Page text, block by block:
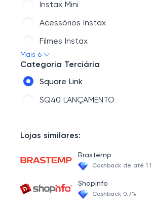
Instax Mini
Acessórios Instax
Filmes Instax
PAL - Mini Câmera Digital
Mais 6
Categoria Terciária
Square Link
SQ40 LANÇAMENTO
Lojas similares:
Brastemp
Cashback de até
Shopinfo
Cashback 0.7%